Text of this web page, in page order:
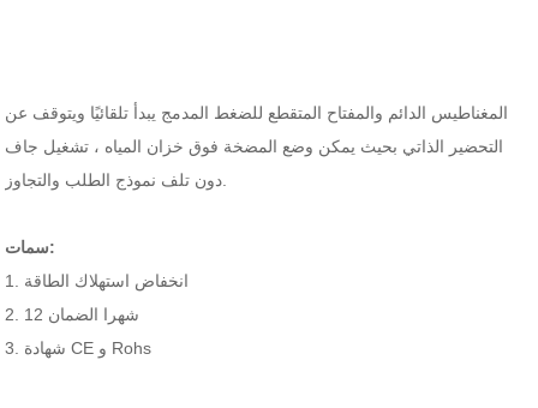
المغناطيس الدائم والمفتاح المتقطع للضغط المدمج يبدأ تلقائيًا ويتوقف عن
التحضير الذاتي بحيث يمكن وضع المضخة فوق خزان المياه ، تشغيل جاف
سمات:
1. انخفاض استهلاك الطاقة
2. 12 شهرا الضمان
3. شهادة CE و Rohs